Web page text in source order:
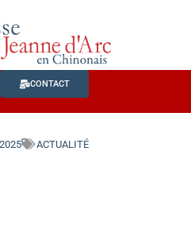
CONTACT
ACTUALITÉ